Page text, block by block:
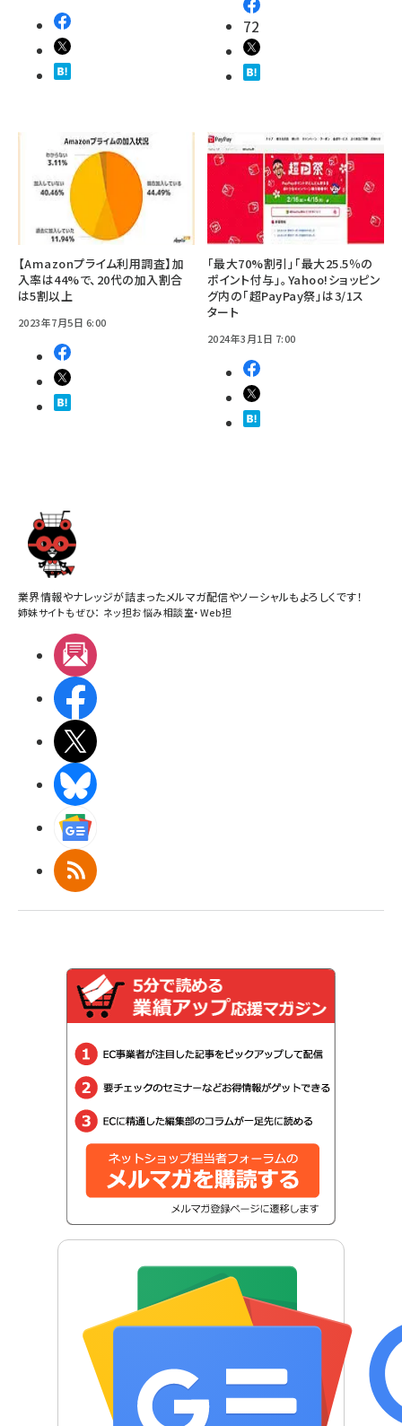
72
【Amazonプライム利用調査】加
入率は44%で、20代の加入割合
は5割以上
2023年7月5日 6:00
「最大70%割引」「最大25.5％の
ポイント付与」。Yahoo!ショッピン
グ内の「超PayPay祭」は3/1ス
タート
2024年3月1日 7:00
業界情報やナレッジが詰まったメルマガ配信やソーシャルもよろしくです！
姉妹サイトもぜひ： ネッ担お悩み相談室・Web担
RSS